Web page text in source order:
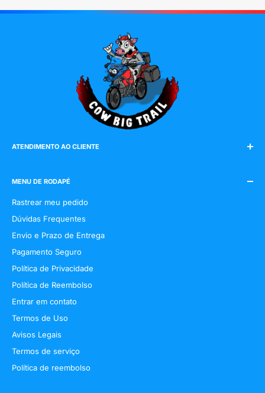
ATENDIMENTO AO CLIENTE
WhatsApp: (19) 9 98120-9614
MENU DE RODAPÉ
Rastrear meu pedido
Dúvidas Frequentes
Envio e Prazo de Entrega
Pagamento Seguro
Política de Privacidade
Política de Reembolso
Entrar em contato
Termos de Uso
Avisos Legais
Termos de serviço
Política de reembolso